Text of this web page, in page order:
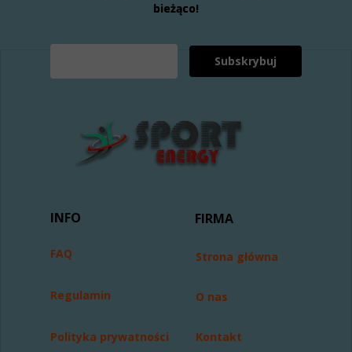
FIRMA
Strona główna
O nas
Kontakt
bieżąco!
Subskrybuj
Polityka prywatności
FAQ
Regulamin
INFO